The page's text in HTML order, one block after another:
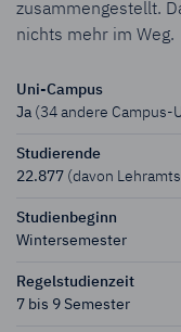
zusammengestellt.
nichts mehr im Weg.
Uni-Campus
Ja (34 andere Campus-
Studierende
22.877 (davon
Studien­beginn
Wintersemester
Regelstudien­zeit
7 bis 9 Semester